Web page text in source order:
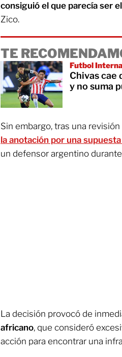
consiguió el que parecía ser
Zico.
TE
Futbol
Chivas cae
y no suma
Sin embargo, tras una
la anotación por una
un defensor argentino
La decisión provocó de
africano, que consideró
acción para encontrar una